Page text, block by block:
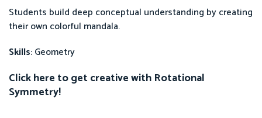
Students build deep conceptual understanding by creating
their own colorful mandala.
Skills: Geometry
Click here to get creative with Rotational
Symmetry!